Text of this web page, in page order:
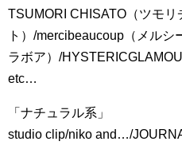
TSUMORI CHISATO（ツモリ
ト）/mercibeaucoup（メル
ラボア）/
etc…
「ナチュラル系」
studio clip/niko and…/